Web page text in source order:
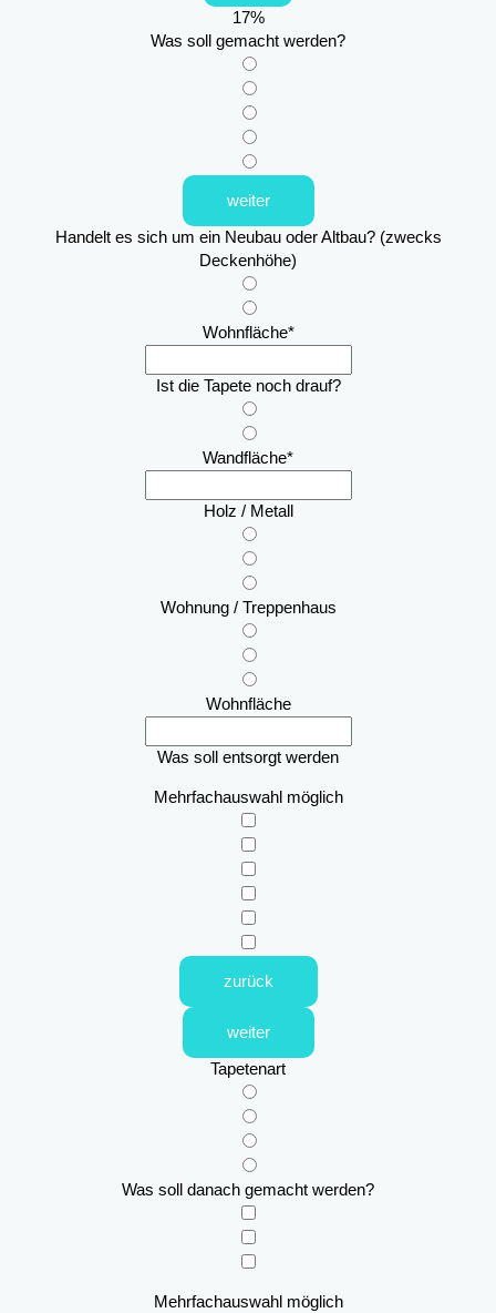
17%
Was soll gemacht werden?
weiter
Handelt es sich um ein Neubau oder Altbau? (zwecks
Deckenhöhe)
Wohnfläche*
Ist die Tapete noch drauf?
Wandfläche*
Holz / Metall
Wohnung / Treppenhaus
Wohnfläche
Was soll entsorgt werden
Mehrfachauswahl möglich
zurück
weiter
Tapetenart
Was soll danach gemacht werden?
Mehrfachauswahl möglich